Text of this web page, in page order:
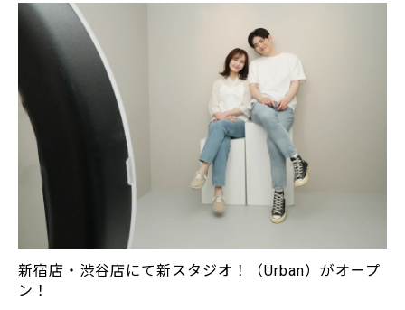
新宿店・渋谷店にて新スタジオ！（Urban）がオープ
ン！